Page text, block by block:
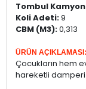
Tombul
Koli Adeti:9
CBM (M3):0,313
ÜRÜN AÇIKLAMASI:
Çocukların hem
hareketli damperi